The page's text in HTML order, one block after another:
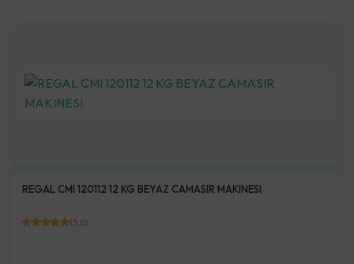
REGAL CMI 120112 12 KG BEYAZ CAMASIR MAKINESI
(5.0)